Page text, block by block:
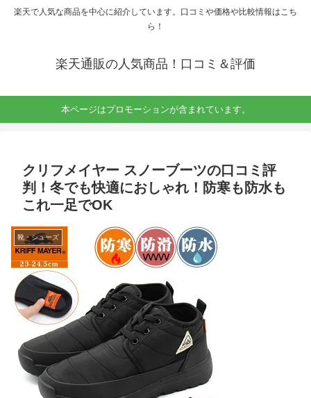
楽天で人気な商品を中心に紹介しています。口コミや価格や比較情報はこち
ら！
楽天通販の人気商品！口コミ＆評価
本ページはプロモーションが含まれています。
クリフメイヤー スノーブーツの口コミ評
判！冬でも快適におしゃれ！防寒も防水も
これ一足でOK
靴・シューズ